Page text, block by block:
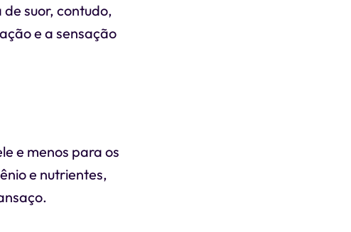
suor, contudo,
e a sensação
e menos para os
e nutrientes,